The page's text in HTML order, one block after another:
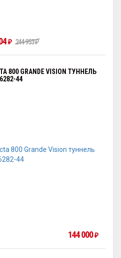
₽ 244 953₽
800 GRANDE VISION ТУННЕЛЬ
6282-44
144 000 ₽